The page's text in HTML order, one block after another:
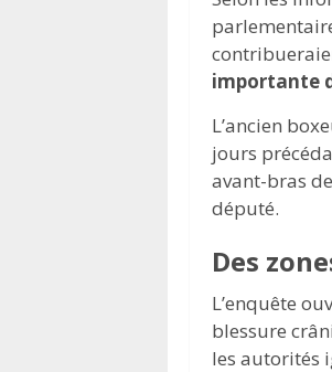
importante
L’ancien
jours
avant-bras
député.
Des
L’enquête
blessure
les autorités